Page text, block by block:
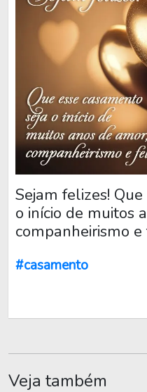
Sejam felizes!
o início de muitos
companheirismo e
#casamento
Veja também